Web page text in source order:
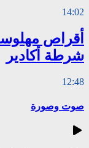
14:02
أقراص
شرطة أكادير
12:48
صوت وصورة